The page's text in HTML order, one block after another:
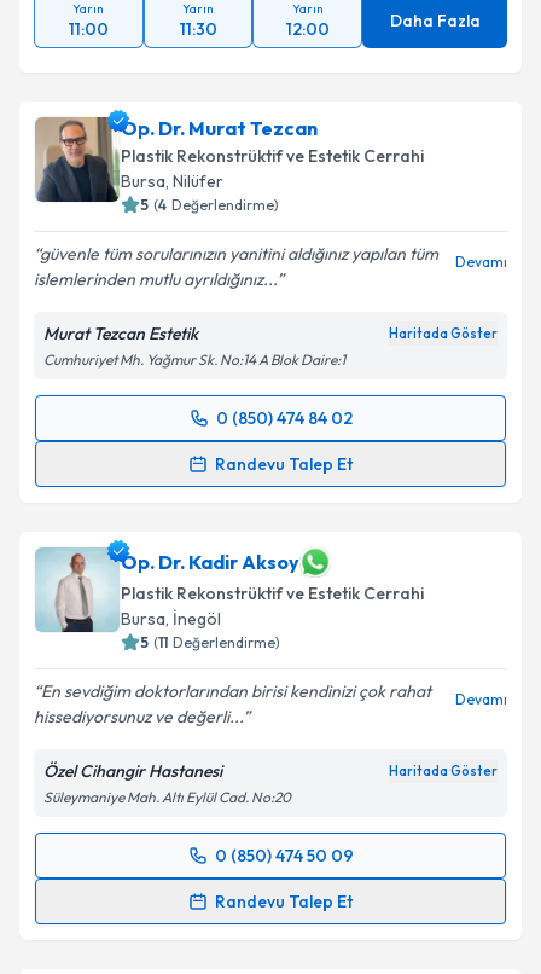
Yarın
11:00
Yarın
11:30
Yarın
12:00 Daha Fazla
Op. Dr. Murat Tezcan
Plastik Rekonstrüktif ve Estetik Cerrahi
Bursa, Nilüfer
5 (4 Değerlendirme)
güvenle tüm sorularınızın yanitini aldığınız yapılan tüm
islemlerinden mutlu ayrıldığınız...
Devamı
Murat Tezcan Estetik Haritada Göster
Cumhuriyet Mh. Yağmur Sk. No:14 A Blok Daire:1
0 (850) 474 84 02
Randevu Talep Et
Randevu Takvimi Talebi
takvim hazırlandığında e-posta ile bilgilendireceğiz.
E-posta Adresiniz
Kişisel verilerimin işlenmesine ilişkin
kapsamda işlenmesini kabul ediyorum.
Takvim Talebini Gönder
Op. Dr. Kadir Aksoy
Plastik Rekonstrüktif ve Estetik Cerrahi
Bursa, İnegöl
5 (11 Değerlendirme)
En sevdiğim doktorlarından birisi kendinizi çok rahat
hissediyorsunuz ve değerli...
Devamı
Özel Cihangir Hastanesi Haritada Göster
Süleymaniye Mah. Altı Eylül Cad. No:20
0 (850) 474 50 09
Randevu Talep Et
Randevu Takvimi Talebi